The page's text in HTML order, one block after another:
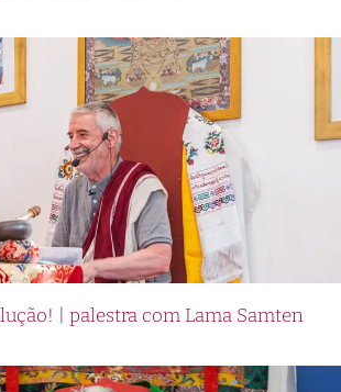
| palestra com Lama Samten